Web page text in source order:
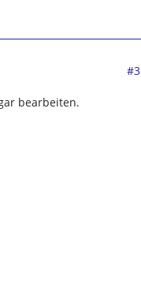
#3
bearbeiten.